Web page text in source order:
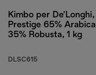
Kimbo per De’Longhi,
Prestige 65% Arabica
35% Robusta, 1 kg
DLSC615